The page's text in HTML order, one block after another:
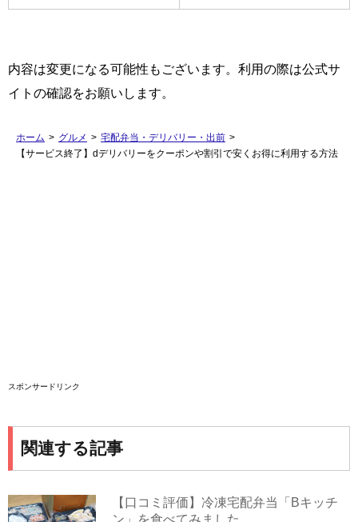
内容は変更になる可能性もございます。利用の際は公式サ
イトの確認をお願いします。
ホーム > グルメ > 宅配弁当・デリバリー・出前 >
【サービス終了】dデリバリーをクーポンや割引で安くお得に利用する方法
スポンサードリンク
関連する記事
【口コミ評価】冷凍宅配弁当「Bキッチ